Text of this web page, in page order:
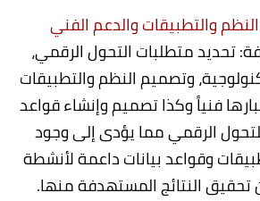
والتطبيقات والدعم الفني
تحديد متطلبات التحول الرقمي،
وتصميم النظم والتطبيقات
فنياً وكذا تصميم وإنشاء قواعد
للتحول الرقمي مما يؤدى إلى وجود
وقواعد بيانات داعمة لأنشطة
تحقيق النتائج المستهدفة منها.